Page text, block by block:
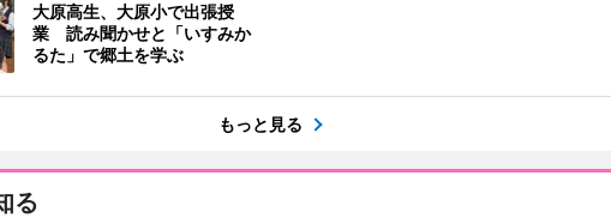
大原高生、大原小で出張授
業 読み聞かせと「いすみか
るた」で郷土を学ぶ
もっと見る
る